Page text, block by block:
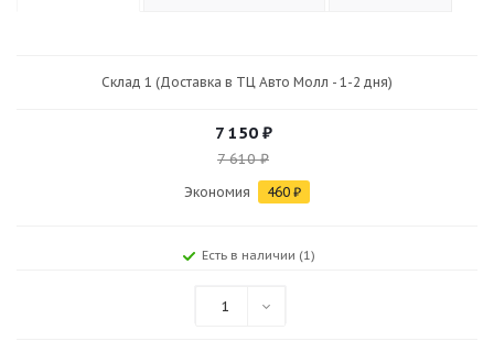
Склад 1 (Доставка в ТЦ Авто Молл - 1-2 дня)
7 150₽
7 610₽
Экономия 460 ₽
Есть в наличии (1)
1